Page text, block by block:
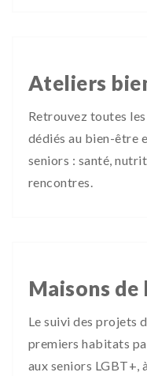
Ateliers
Retrouvez toutes
dédiés au bien-être
seniors : santé,
rencontres.
Maisons
Le suivi des projets
premiers habitats
aux seniors LGBT+,